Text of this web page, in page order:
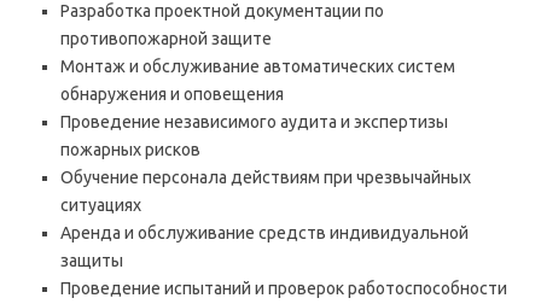
Разработка проектной документации по
противопожарной защите
Монтаж и обслуживание автоматических систем
обнаружения и оповещения
Проведение независимого аудита и экспертизы
пожарных рисков
Обучение персонала действиям при чрезвычайных
ситуациях
Аренда и обслуживание средств индивидуальной
защиты
Проведение испытаний и проверок работоспособности